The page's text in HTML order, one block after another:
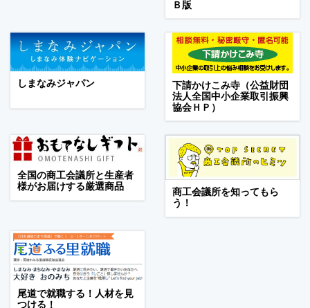
Ｂ版
しまなみジャパン
下請かけこみ寺（公益財団
法人全国中小企業取引振興
協会ＨＰ）
全国の商工会議所と生産者
様がお届けする厳選商品
商工会議所を知ってもら
う！
尾道で就職する！人材を見
つける！